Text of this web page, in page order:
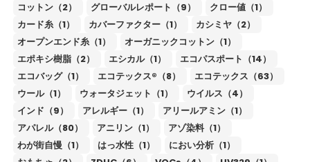
コットン（2）
グローバルレポート（9）
クロー値（1）
カード糸（1）
カバーファクター（1）
カシミヤ（2）
オープンエンド糸（1）
オーガニックコットン（1）
エポキシ樹脂（2）
エシカル（1）
エコパスポート（14）
エコバッグ（1）
エコテックス®（8）
エコテックス（63）
ウール（1）
ウォータジェット（1）
ウイルス（4）
インド（9）
アレルギー（1）
アリールアミン（1）
アパレル（80）
アニリン（1）
アゾ染料（1）
わが街自慢（1）
はっ水性（1）
におい分析（1）